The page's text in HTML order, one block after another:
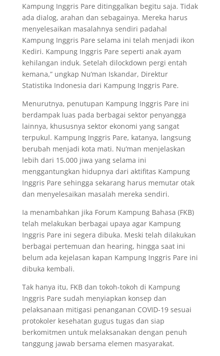
Kampung Inggris Pare ditinggalkan begitu saja. Tidak
ada dialog, arahan dan sebagainya. Mereka harus
menyelesaikan masalahnya sendiri padahal
Kampung Inggris Pare selama ini telah menjadi ikon
Kediri. Kampung Inggris Pare seperti anak ayam
kehilangan induk. Setelah dilockdown pergi entah
kemana,” ungkap Nu’man Iskandar, Direktur
Statistika Indonesia dari Kampung Inggris Pare.
Menurutnya, penutupan Kampung Inggris Pare ini
berdampak luas pada berbagai sektor penyangga
lainnya, khususnya sektor ekonomi yang sangat
terpukul. Kampung Inggris Pare, katanya, langsung
berubah menjadi kota mati. Nu’man menjelaskan
lebih dari 15.000 jiwa yang selama ini
menggantungkan hidupnya dari aktifitas Kampung
Inggris Pare sehingga sekarang harus memutar otak
dan menyelesaikan masalah mereka sendiri.
Ia menambahkan jika Forum Kampung Bahasa (FKB)
telah melakukan berbagai upaya agar Kampung
Inggris Pare ini segera dibuka. Meski telah dilakukan
berbagai pertemuan dan hearing, hingga saat ini
belum ada kejelasan kapan Kampung Inggris Pare ini
dibuka kembali.
Tak hanya itu, FKB dan tokoh-tokoh di Kampung
Inggris Pare sudah menyiapkan konsep dan
pelaksanaan mitigasi penanganan COVID-19 sesuai
protokoler kesehatan gugus tugas dan siap
berkomitmen untuk melaksanakan dengan penuh
tanggung jawab bersama elemen masyarakat.